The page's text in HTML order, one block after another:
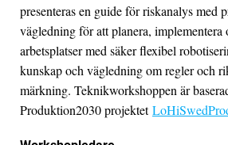
presenteras en guide för riskanalys med
vägledning för att planera, implementera
arbetsplatser med säker flexibel
kunskap och vägledning om regler och
märkning. Teknikworkshoppen är
Produktion2030 projektet